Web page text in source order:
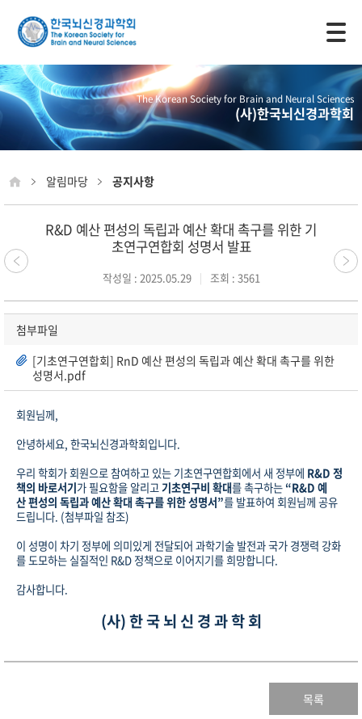
The Korean Society for Brain and Neural Sciences
(사)한국뇌신경과학회
알림마당 공지사항
R&D 예산 편성의 독립과 예산 확대 촉구를 위한 기
초연구연합회 성명서 발표
작성일 : 2025.05.29 조회 : 3561
첨부파일
[기초연구연합회] RnD 예산 편성의 독립과 예산 확대 촉구를 위한
성명서.pdf
회원님께,
안녕하세요, 한국뇌신경과학회입니다.
우리 학회가 회원으로 참여하고 있는 기초연구연합회에서 새 정부에 R&D 정
책의 바로서기가 필요함을 알리고기초연구비 확대를 촉구하는“R&D 예
산편성의 독립과예산확대 촉구를 위한 성명서”를 발표하여 회원님께 공유
드립니다. (첨부파일 참조)
이 성명이 차기 정부에 의미있게 전달되어 과학기술 발전과 국가 경쟁력 강화
를 도모하는 실질적인 R&D 정책으로 이어지기를 희망합니다.
감사합니다.
(사) 한 국 뇌 신 경 과 학 회
목록